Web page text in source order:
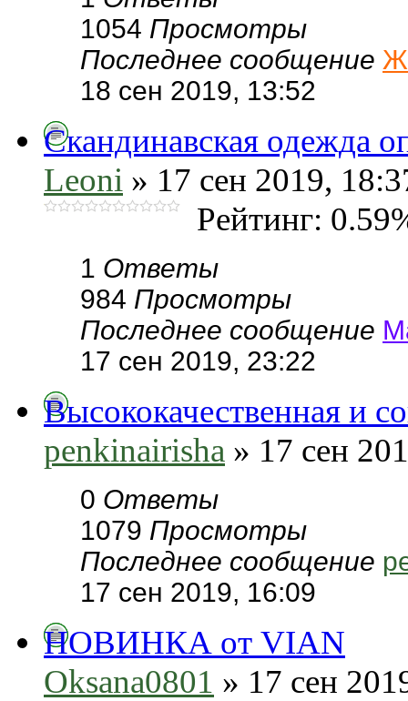
1054 Просмотры
Последнее сообщение
18 сен 2019, 13:52
Скандинавская одежда
Leoni » 17 сен 2019,
Рейтинг:
1 Ответы
984 Просмотры
Последнее сообщение
17 сен 2019, 23:22
Высококачественная и
penkinairisha » 17 сен
0 Ответы
1079 Просмотры
Последнее сообщение
17 сен 2019, 16:09
НОВИНКА от VIAN
Oksana0801 » 17 сен